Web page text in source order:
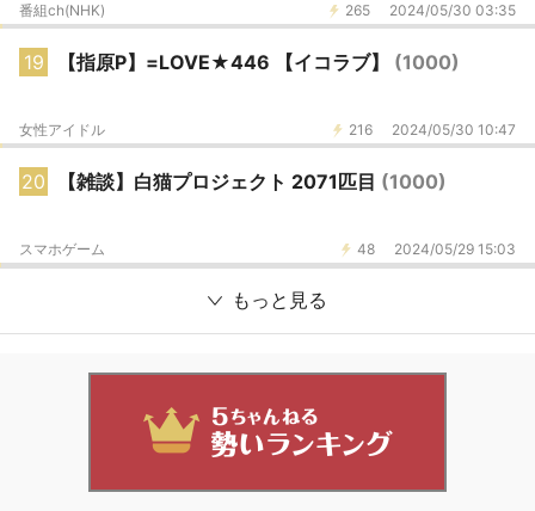
265 2024/05/30 03:35
番組ch(NHK)
19 【指原P】=LOVE★446 【イコラブ】 (1000)
216 2024/05/30 10:47
女性アイドル
20 【雑談】白猫プロジェクト 2071匹目 (1000)
48 2024/05/29 15:03
スマホゲーム
もっと見る